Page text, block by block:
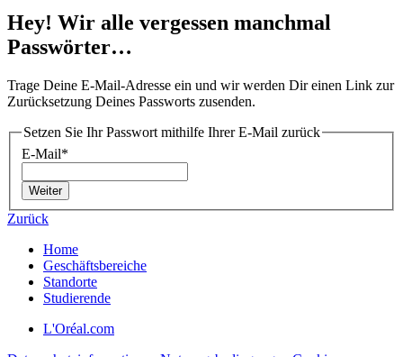
Hey! Wir alle vergessen manchmal
Passwörter…
Trage Deine E-Mail-Adresse ein und wir werden Dir einen Link zur
Zurücksetzung Deines Passworts zusenden.
Setzen Sie Ihr Passwort mithilfe Ihrer E-Mail zurück
E-Mail*
Weiter
Zurück
Home
Geschäftsbereiche
Standorte
Studierende
L'Oréal.com